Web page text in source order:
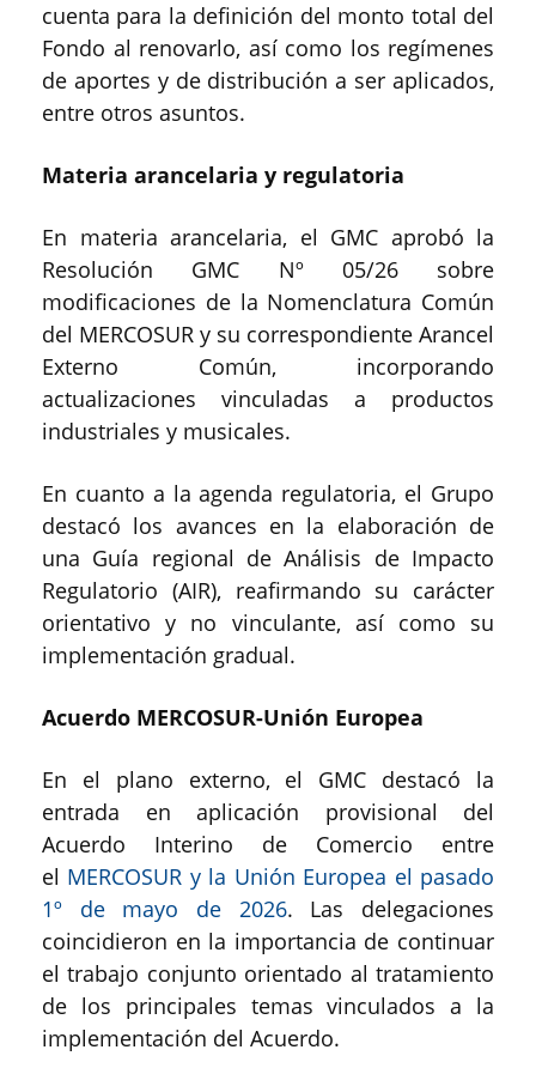
cuenta para la definición del monto total del
Fondo al renovarlo, así como los regímenes
de aportes y de distribución a ser aplicados,
entre otros asuntos.
Materia arancelaria y regulatoria
En materia arancelaria, el GMC aprobó la
Resolución GMC Nº 05/26 sobre
modificaciones de la Nomenclatura Común
del MERCOSUR y su correspondiente Arancel
Externo Común, incorporando
actualizaciones vinculadas a productos
industriales y musicales.
En cuanto a la agenda regulatoria, el Grupo
destacó los avances en la elaboración de
una Guía regional de Análisis de Impacto
Regulatorio (AIR), reafirmando su carácter
orientativo y no vinculante, así como su
implementación gradual.
Acuerdo MERCOSUR-Unión Europea
En el plano externo, el GMC destacó la
entrada en aplicación provisional del
Acuerdo Interino de Comercio entre
el MERCOSUR y la Unión Europea el pasado
1º de mayo de 2026. Las delegaciones
coincidieron en la importancia de continuar
el trabajo conjunto orientado al tratamiento
de los principales temas vinculados a la
implementación del Acuerdo.